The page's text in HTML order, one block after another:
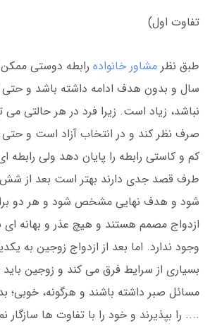
تفاوت اول)
طبق نظر مشاور خانواده رابطه دوستی
سال و بدون هدف ادامه داشته باشد و حتی
نباشد، زیاد است. زیرا فرد در هر حالتی می
صرف نظر کند و در انتخاب آزاد است و حتی
کم و کاستی رابطه را پایان دهد ولی رابطه
طرف قصد جدی دارند بهتر است بعد از شش
شود و هدف نهایی مشخص شود و هر دو
ازدواج مصمم هستند و هیچ عذر و بهانه ای
وجود ندارد. اما بعد از ازدواج زوجین به
بسیاری از سرایط فرق می کند و زوجین
مسائل صبر داشته باشند و هرگونه، خوبی؛
.... را بپذیرند و خود را با تفاوت ها سازگار